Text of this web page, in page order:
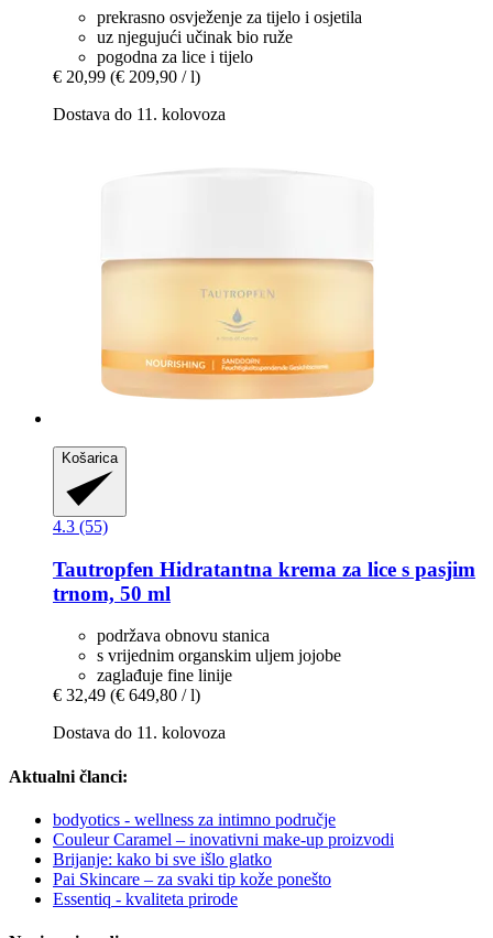
prekrasno osvježenje za tijelo i osjetila
uz njegujući učinak bio ruže
pogodna za lice i tijelo
€ 20,99 (€ 209,90 / l)
Dostava do 11. kolovoza
Košarica
4.3 (55)
Tautropfen Hidratantna krema za lice s pasjim
trnom, 50 ml
podržava obnovu stanica
s vrijednim organskim uljem jojobe
zaglađuje fine linije
€ 32,49 (€ 649,80 / l)
Dostava do 11. kolovoza
Aktualni članci:
bodyotics - wellness za intimno područje
Couleur Caramel – inovativni make-up proizvodi
Brijanje: kako bi sve išlo glatko
Pai Skincare – za svaki tip kože ponešto
Essentiq - kvaliteta prirode